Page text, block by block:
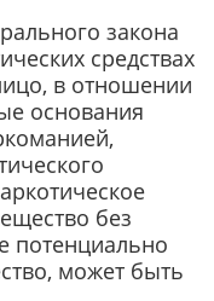
закона
средствах
в отношении
основания
без
потенциально
может быть